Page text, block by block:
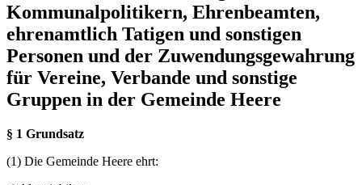
Kommunalpolitikern, Ehrenbeamten,
ehrenamtlich Tatigen und sonstigen
Personen und der Zuwendungsgewahrung
für Vereine, Verbande und sonstige
Gruppen in der Gemeinde Heere
§ 1 Grundsatz
(1) Die Gemeinde Heere ehrt: